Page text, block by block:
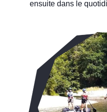
ensuite dans le